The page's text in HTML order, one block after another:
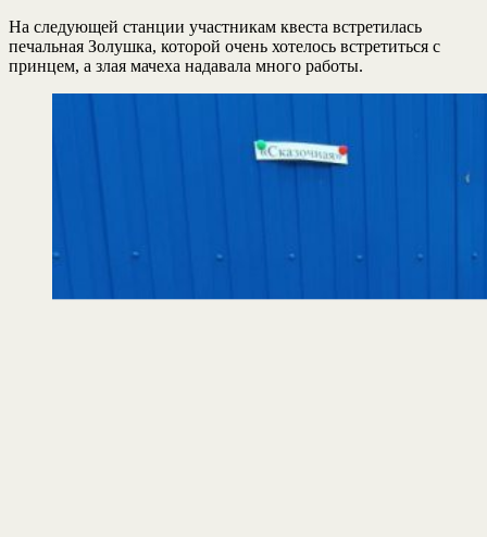
На следующей станции участникам квеста встретилась
печальная Золушка, которой очень хотелось встретиться с
принцем, а злая мачеха надавала много работы.